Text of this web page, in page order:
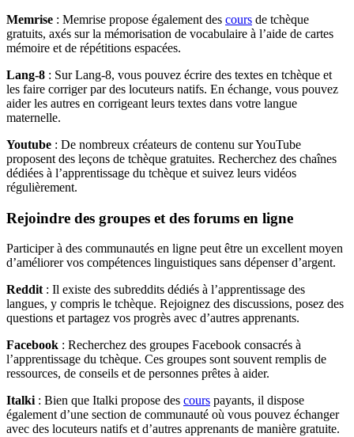
Memrise : Memrise propose également des cours de tchèque
gratuits, axés sur la mémorisation de vocabulaire à l’aide de cartes
mémoire et de répétitions espacées.
Lang-8 : Sur Lang-8, vous pouvez écrire des textes en tchèque et
les faire corriger par des locuteurs natifs. En échange, vous pouvez
aider les autres en corrigeant leurs textes dans votre langue
maternelle.
Youtube : De nombreux créateurs de contenu sur YouTube
proposent des leçons de tchèque gratuites. Recherchez des chaînes
dédiées à l’apprentissage du tchèque et suivez leurs vidéos
régulièrement.
Rejoindre des groupes et des forums en ligne
Participer à des communautés en ligne peut être un excellent moyen
d’améliorer vos compétences linguistiques sans dépenser d’argent.
Reddit : Il existe des subreddits dédiés à l’apprentissage des
langues, y compris le tchèque. Rejoignez des discussions, posez des
questions et partagez vos progrès avec d’autres apprenants.
Facebook : Recherchez des groupes Facebook consacrés à
l’apprentissage du tchèque. Ces groupes sont souvent remplis de
ressources, de conseils et de personnes prêtes à aider.
Italki : Bien que Italki propose des cours payants, il dispose
également d’une section de communauté où vous pouvez échanger
avec des locuteurs natifs et d’autres apprenants de manière gratuite.